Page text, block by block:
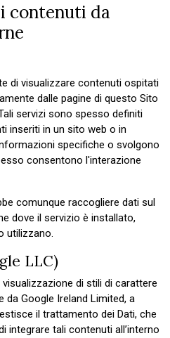
contenuti da
di visualizzare contenuti ospitati
dalle pagine di questo Sito
servizi sono spesso definiti
inseriti in un sito web o in
specifiche o svolgono
consentono l'interazione
comunque raccogliere dati sul
dove il servizio è installato,
utilizzano.
LLC)
di stili di carattere
da Google Ireland Limited, a
il trattamento dei Dati, che
integrare tali contenuti all’interno